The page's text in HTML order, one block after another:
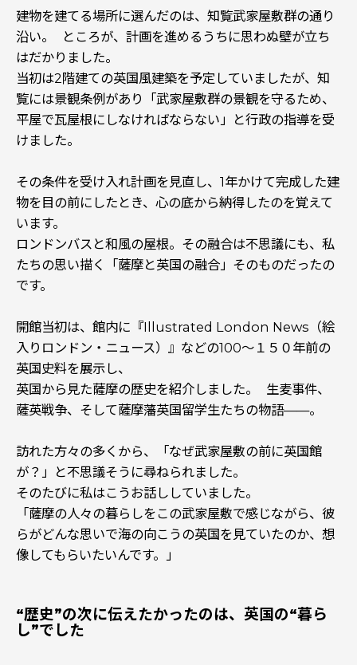
建物を建てる場所に選んだのは、知覧武家屋敷群の通り
沿い。 ところが、計画を進めるうちに思わぬ壁が立ち
はだかりました。
当初は2階建ての英国風建築を予定していましたが、知
覧には景観条例があり「武家屋敷群の景観を守るため、
平屋で瓦屋根にしなければならない」と行政の指導を受
けました。
その条件を受け入れ計画を見直し、1年かけて完成した建
物を目の前にしたとき、心の底から納得したのを覚えて
います。
ロンドンバスと和風の屋根。その融合は不思議にも、私
たちの思い描く「薩摩と英国の融合」そのものだったの
です。
開館当初は、館内に『Illustrated London News（絵
入りロンドン・ニュース）』などの100～１５０年前の
英国史料を展示し、
英国から見た薩摩の歴史を紹介しました。 生麦事件、
薩英戦争、そして薩摩藩英国留学生たちの物語——。
訪れた方々の多くから、「なぜ武家屋敷の前に英国館
が？」と不思議そうに尋ねられました。
そのたびに私はこうお話ししていました。
「薩摩の人々の暮らしをこの武家屋敷で感じながら、彼
らがどんな思いで海の向こうの英国を見ていたのか、想
像してもらいたいんです。」
“歴史”の次に伝えたかったのは、英国の“暮ら
し”でした